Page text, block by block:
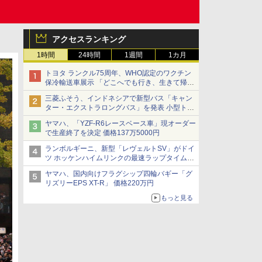
アクセスランキング
1時間 24時間 1週間 1カ月
トヨタ ランクル75周年、WHO認定のワクチン
保冷輸送車展示 「どこへでも行き、生きて帰っ
てこられる」ランドクルーザーで命をつなぐ
三菱ふそう、インドネシアで新型バス「キャン
ター・エクストラロングバス」を発表 小型トラ
ックベースの観光・旅客輸送向けバス
ヤマハ、「YZF-R6レースベース車」現オーダー
で生産終了を決定 価格137万5000円
ランボルギーニ、新型「レヴェルトSV」がドイ
ツ ホッケンハイムリンクの最速ラップタイムを
記録
ヤマハ、国内向けフラグシップ四輪バギー「グ
リズリーEPS XT-R」 価格220万円
もっと見る